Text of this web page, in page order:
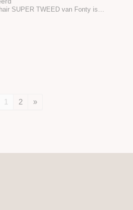
SUPER TWEED van Fonty is…
1 2 »